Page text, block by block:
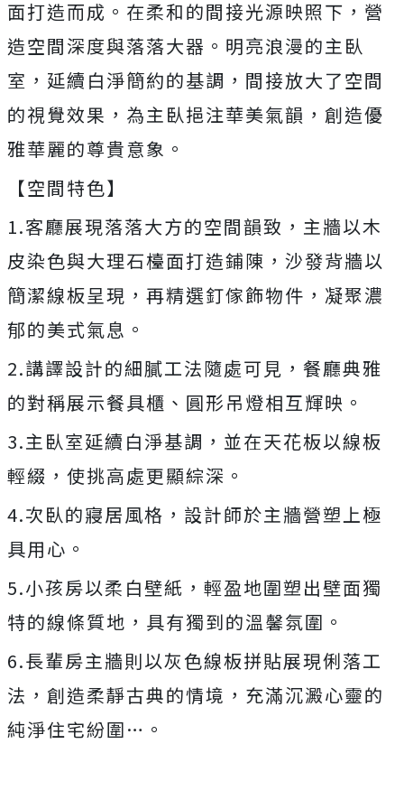
面打造而成。在柔和的間接光源映照下，營
造空間深度與落落大器。明亮浪漫的主臥
室，延續白淨簡約的基調，間接放大了空間
的視覺效果，為主臥挹注華美氣韻，創造優
雅華麗的尊貴意象。
【空間特色】
1.客廳展現落落大方的空間韻致，主牆以木
皮染色與大理石檯面打造鋪陳，沙發背牆以
簡潔線板呈現，再精選釘傢飾物件，凝聚濃
郁的美式氣息。
2.講譯設計的細膩工法隨處可見，餐廳典雅
的對稱展示餐具櫃、圓形吊燈相互輝映。
3.主臥室延續白淨基調，並在天花板以線板
輕綴，使挑高處更顯綜深。
4.次臥的寢居風格，設計師於主牆營塑上極
具用心。
5.小孩房以柔白壁紙，輕盈地圍塑出壁面獨
特的線條質地，具有獨到的溫馨氛圍。
6.長輩房主牆則以灰色線板拼貼展現俐落工
法，創造柔靜古典的情境，充滿沉澱心靈的
純淨住宅紛圍…。